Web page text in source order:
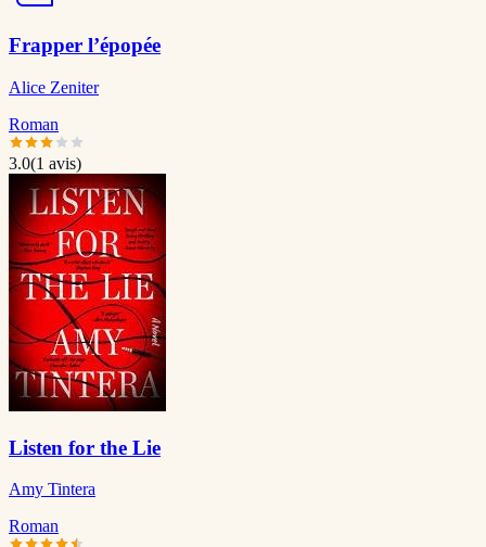
Frapper l’épopée
Alice Zeniter
Roman
3.0(1 avis)
Listen for the Lie
Amy Tintera
Roman